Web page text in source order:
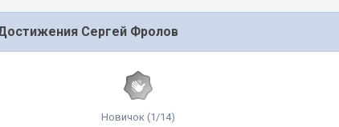
Сергей Фролов
Новичок (1/14)